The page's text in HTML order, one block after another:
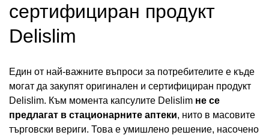
сертифициран продукт
Delislim
Един от най-важните въпроси за потребителите е къде
могат да закупят оригинален и сертифициран продукт
Delislim. Към момента капсулите Delislim не се
предлагат в стационарните аптеки, нито в масовите
търговски вериги. Това е умишлено решение, насочено